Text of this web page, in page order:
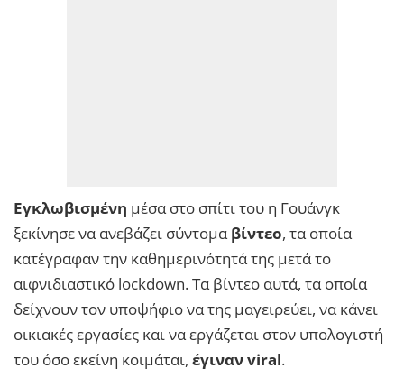
Εγκλωβισμένη μέσα στο σπίτι του η Γουάνγκ
ξεκίνησε να ανεβάζει σύντομαβίντεο, τα οποία
κατέγραφαν την καθημερινότητά της μετά το
αιφνιδιαστικό lockdown. Τα βίντεο αυτά, τα οποία
δείχνουν τον υποψήφιο να της μαγειρεύει, να κάνει
οικιακές εργασίες και να εργάζεται στον υπολογιστή
του όσο εκείνη κοιμάται, έγιναν viral.